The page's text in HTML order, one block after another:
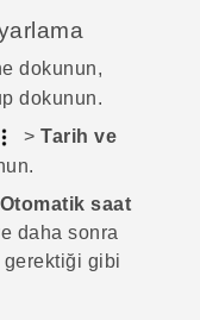
dokunun,
dokunun.
> Tarih ve
Otomatik saat
daha sonra
gibi